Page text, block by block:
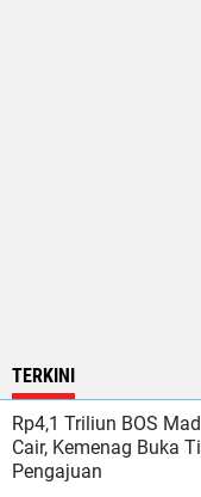
TERKINI
Rp4,1 Triliun BOS
Cair, Kemenag Buka
Pengajuan